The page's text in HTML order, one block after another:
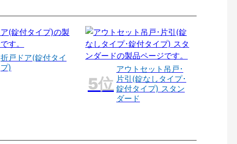
折戸ドア(錠付タイ
プ)
アウトセット吊戸･
片引(錠なしタイプ･
錠付タイプ) スタン
ダード